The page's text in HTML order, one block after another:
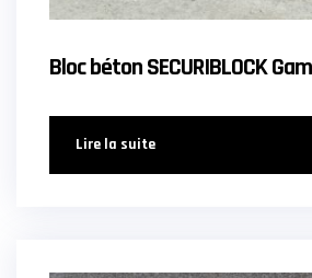
Bloc béton SECURIBLOCK
Lire la suite